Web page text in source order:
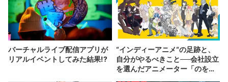
バーチャルライブ配信アプリが
リアルイベントしてみた結果!?
“インディーアニメ“の足跡と、
自分がやるべきこと──会社設立
を選んだアニメーター「のを